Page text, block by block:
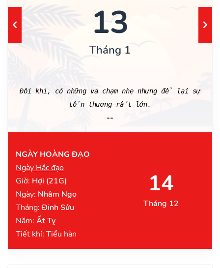
13
Tháng 1
Đôi khi, có những va chạm nhẹ nhưng để lại sự
tổn thương rất lớn.
--
NGÀY HOÀNG ĐẠO
Ngày Hắc đạo
Giờ: Hợi (21G)
Ngày: Nhâm Ngọ
Tháng: Đinh Sửu
Năm: Ất Tỵ
Tiết khí: Tiểu hàn
14
Tháng 12